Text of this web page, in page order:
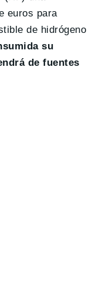
euros para
de hidrógeno
su
de fuentes